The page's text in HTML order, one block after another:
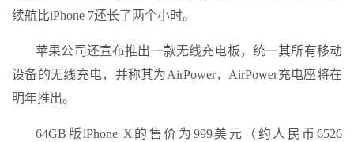
续航比iPhone 7还长了两个小时。
苹果公司还宣布推出一款无线充电板，统一其所有移动
设备的无线充电，并称其为AirPower，AirPower充电座将在
明年推出。
64GB版iPhone X的售价为999美元（约人民币6526